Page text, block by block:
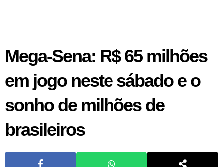
Mega-Sena: R$ 65 milhões
em jogo neste sábado e o
sonho de milhões de
brasileiros